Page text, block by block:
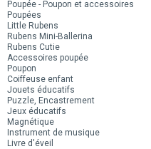
Poupée - Poupon et accessoires
Poupées
Little Rubens
Rubens Mini-Ballerina
Rubens Cutie
Accessoires poupée
Poupon
Coiffeuse enfant
Jouets éducatifs
Puzzle, Encastrement
Jeux éducatifs
Magnétique
Instrument de musique
Livre d'éveil